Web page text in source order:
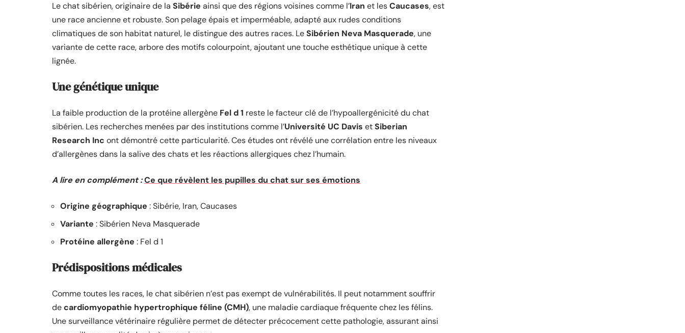
Le chat sibérien, originaire de la Sibérie ainsi que des régions voisines comme l’Iran et lesCaucases, est
une race ancienne et robuste. Son pelage épais et imperméable, adapté aux rudes conditions
climatiques de son habitat naturel, le distingue des autres races. LeSibérien Neva Masquerade, une
variante de cette race, arbore des motifs colourpoint, ajoutant une touche esthétique unique à cette
lignée.
Une génétique unique
La faible production de la protéine allergène Fel d 1 reste le facteur clé de l’hypoallergénicité du chat
sibérien. Les recherches menées par des institutions comme l’Université UC Davis etSiberian
Research Inc ont démontré cette particularité. Ces études ont révélé une corrélation entre les niveaux
d’allergènes dans la salive des chats et les réactions allergiques chez l’humain.
A lire en complément :Ce que révèlent les pupilles du chat sur ses émotions
Origine géographique : Sibérie, Iran, Caucases
Variante : Sibérien Neva Masquerade
Protéine allergène : Fel d 1
Prédispositions médicales
Comme toutes les races, le chat sibérien n’est pas exempt de vulnérabilités. Il peut notamment souffrir
decardiomyopathie hypertrophique féline (CMH), une maladie cardiaque fréquente chez les félins.
Une surveillance vétérinaire régulière permet de détecter précocement cette pathologie, assurant ainsi